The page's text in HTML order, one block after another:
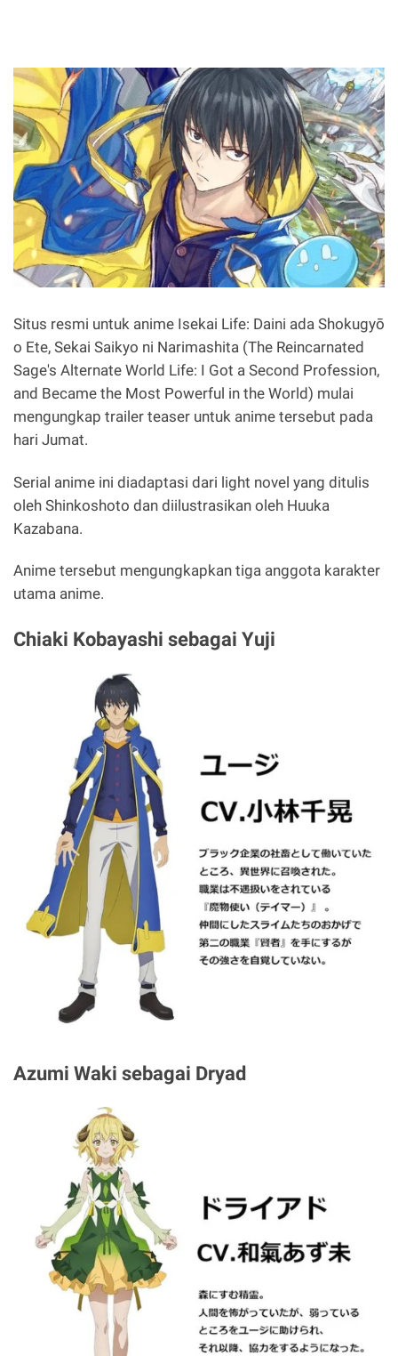
Situs resmi untuk anime Isekai Life: Daini ada Shokugyō
o Ete, Sekai Saikyo ni Narimashita (The Reincarnated
Sage's Alternate World Life: I Got a Second Profession,
and Became the Most Powerful in the World) mulai
mengungkap trailer teaser untuk anime tersebut pada
hari Jumat.
Serial anime ini diadaptasi dari light novel yang ditulis
oleh Shinkoshoto dan diilustrasikan oleh Huuka
Kazabana.
Anime tersebut mengungkapkan tiga anggota karakter
utama anime.
Chiaki Kobayashi sebagai Yuji
Azumi Waki sebagai Dryad